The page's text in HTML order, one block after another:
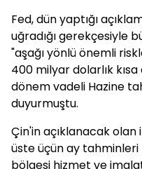
Fed, dün yaptığı
uğradığı gerekçesiyle
"aşağı yönlü önemli
400 milyar dolarlık
dönem vadeli Hazine
duyurmuştu.
Çin'in açıklanacak
üste üçün ay tahminleri
bölgesi hizmet ve